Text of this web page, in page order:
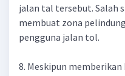
jalan tal tersebut. Salah
membuat zona
pengguna jalan tol.
8. Meskipun